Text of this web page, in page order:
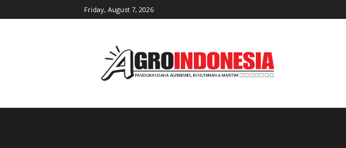
Friday, August 7, 2026